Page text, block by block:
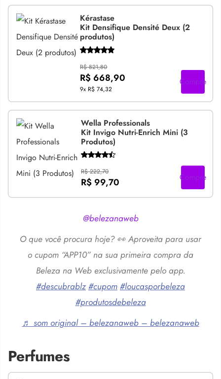
Kérastase
Kit Densifique Densité Deux (2
produtos)
R$ 821,80
R$ 668,90
9x R$ 74,32
Compre
Wella Professionals
Kit Invigo Nutri-Enrich Mini (3
Produtos)
R$ 222,70
R$ 99,70 Compre
@belezanaweb
O que você procura hoje? 👀 Aproveita para usar
o cupom “APP10” na sua primeira compra da
Beleza na Web exclusivamente pelo app.
#descubrablz #cupom #loucasporbeleza
#produtosdebeleza
♬ som original – belezanaweb – belezanaweb
Perfumes